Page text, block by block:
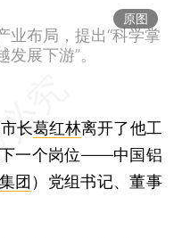
原图
业布局，提出“科学掌
展下游”。
长葛红林离开了他工
下一个岗位——中国铝
团 ）党组书记、董事